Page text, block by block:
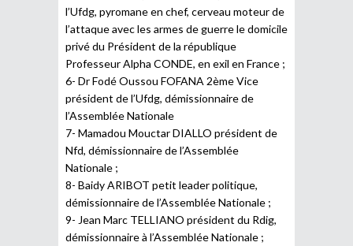
l’Ufdg, pyromane en chef, cerveau moteur de
l’attaque avec les armes de guerre le domicile
privé du Président de la république
Professeur Alpha CONDE, en exil en France ;
6- Dr Fodé Oussou FOFANA 2ème Vice
président de l’Ufdg, démissionnaire de
l’Assemblée Nationale
7- Mamadou Mouctar DIALLO président de
Nfd, démissionnaire de l’Assemblée
Nationale ;
8- Baidy ARIBOT petit leader politique,
démissionnaire de l’Assemblée Nationale ;
9- Jean Marc TELLIANO président du Rdig,
démissionnaire à l’Assemblée Nationale ;